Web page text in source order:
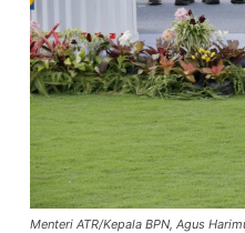
Menteri ATR/Kepala BPN, Agus